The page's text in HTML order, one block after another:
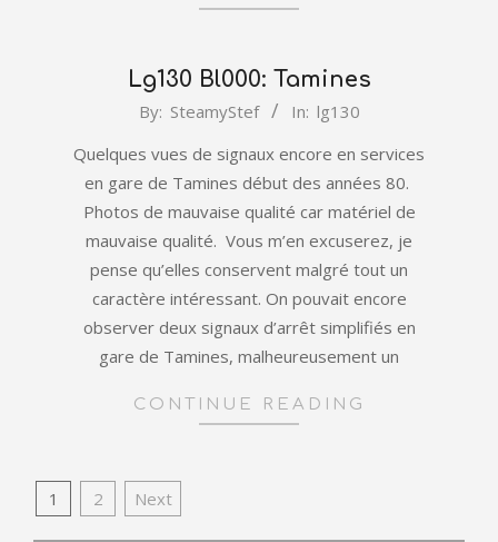
Lg130 Bl000: Tamines
01
By: SteamyStef In: lg130
Quelques vues de signaux encore en services
en gare de Tamines début des années 80.
Photos de mauvaise qualité car matériel de
mauvaise qualité. Vous m’en excuserez, je
pense qu’elles conservent malgré tout un
caractère intéressant. On pouvait encore
observer deux signaux d’arrêt simplifiés en
gare de Tamines, malheureusement un
CONTINUE READING
Posts
1 2 Next